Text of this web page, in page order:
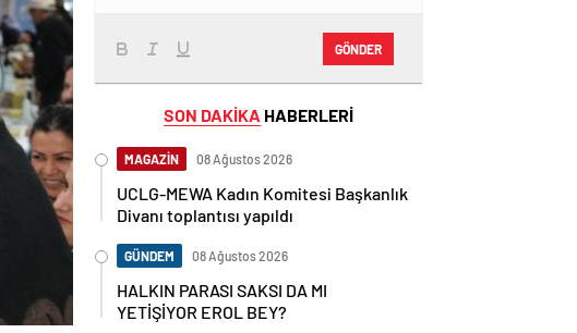
GÖNDER
SON DAKİKA HABERLERİ
MAGAZİN 08 Ağustos 2026
UCLG-MEWA Kadın Komitesi Başkanlık
Divanı toplantısı yapıldı
GÜNDEM 08 Ağustos 2026
HALKIN PARASI SAKSI DA MI
YETİŞİYOR EROL BEY?